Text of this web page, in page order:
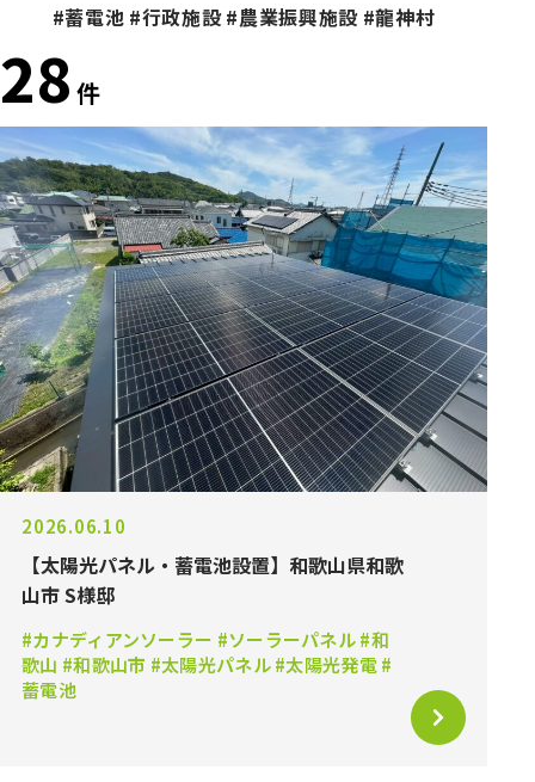
#蓄電池 #行政施設#農業振興施設 #龍神村
28 件
2026.06.10
【太陽光パネル・蓄電池設置】和歌山県和歌
山市 S様邸
#カナディアンソーラー #ソーラーパネル #和
歌山 #和歌山市 #太陽光パネル #太陽光発電 #
蓄電池